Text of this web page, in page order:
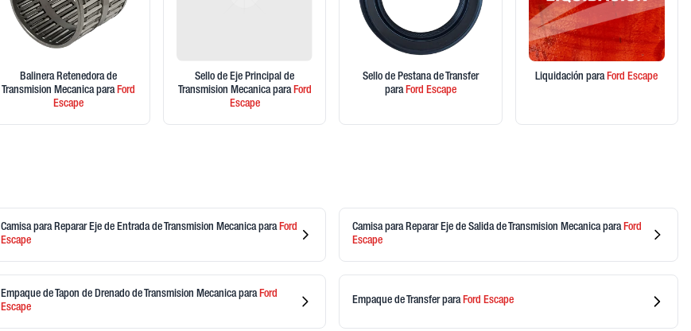
Balinera Retenedora de
Transmision Mecanicapara Ford
Escape
Sello de Eje Principal de
Transmision Mecanicapara Ford
Escape
Sello de Pestana de Transfer
para Ford Escape
Liquidaciónpara Ford Escape
Camisa para Reparar Eje de Entrada de Transmision Mecanicapara Ford
Escape
Camisa para Reparar Eje de Salida de Transmision Mecanicapara Ford
Escape
Empaque de Tapon de Drenado de Transmision Mecanicapara Ford
Escape
Empaque de Transfer paraFord Escape